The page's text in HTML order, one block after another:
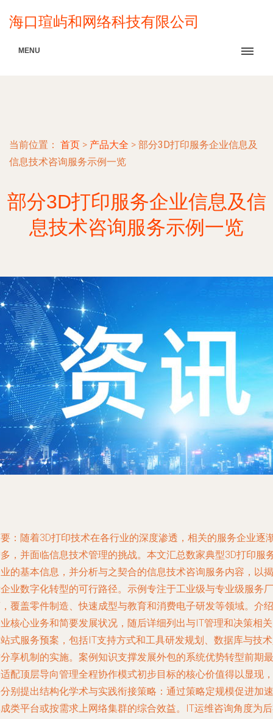
海口瑄屿和网络科技有限公司
MENU
当前位置： 首页 > 产品大全 > 部分3D打印服务企业信息及
信息技术咨询服务示例一览
部分3D打印服务企业信息及信
息技术咨询服务示例一览
：随着3D打印技术在各行业的深度渗透，相关的服务企业逐
，并面临信息技术管理的挑战。本文汇总数家典型3D打印服
的基本信息，并分析与之契合的信息技术咨询服务内容，以揭
业数字化转型的可行路径。示例专注于工业级与专业级服务厂
覆盖零件制造、快速成型与教育和消费电子研发等领域。介绍
核心业务和简要发展状况，随后详细列出与IT管理和决策相
式服务预案，包括IT支持方式和工具研发规划、数据库与技
享机制的实施。案例知识支撑发展外包的系统优势转型前期最
配顶层导向管理全程协作模式初步目标的核心价值得以显现，
别提出结构化学术与实践衔接策略：通过策略定规模促进加速
类平台或按需求上网络集群的综合效益。IT运维咨询角度为